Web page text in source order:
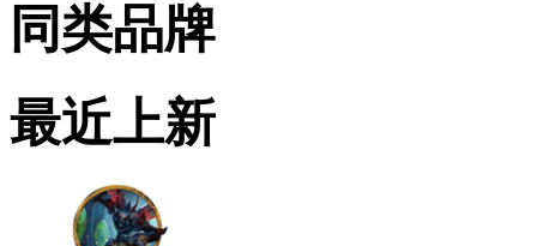
同类品牌
最近上新